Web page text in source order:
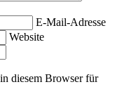
E-Mail-Adresse
Website
diesem Browser für